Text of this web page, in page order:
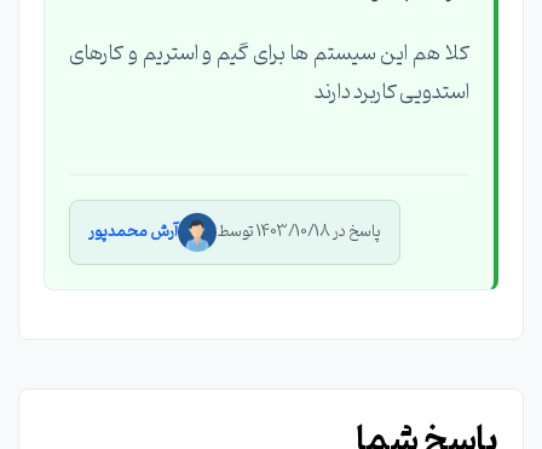
کلا هم این سیستم ها برای گیم و استریم و کارهای
استدویی کاربرد دارند
پاسخ در 1403/10/18 توسط آرش محمدپور